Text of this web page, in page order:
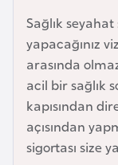
Sağlık seyahat
yapacağınız
arasında
acil bir sağlık
kapısından
açısından
sigortası size
B
e
l
a
r
u